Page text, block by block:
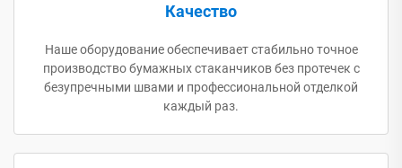
Качество
Наше оборудование обеспечивает стабильно точное
производство бумажных стаканчиков без протечек с
безупречными швами и профессиональной отделкой
каждый раз.